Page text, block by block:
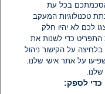
הסכמתכם בכל עת
טכנולוגיות המעקב
לכם לא יהיו חלק
התפריט כדי לשנות את
על הקישור ניהול
על אתר אישי שלנו.
כדי לספק: